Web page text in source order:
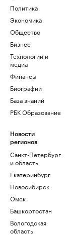
Политика
Экономика
Общество
Бизнес
Технологии и
медиа
Финансы
Биографии
База знаний
РБК Образование
Новости
регионов
Санкт-Петербург
и область
Екатеринбург
Новосибирск
Омск
Башкортостан
Вологодская
область